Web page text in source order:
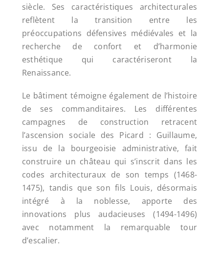
siècle. Ses caractéristiques architecturales
reflètent la transition entre les
préoccupations défensives médiévales et la
recherche de confort et d’harmonie
esthétique qui caractériseront la
Renaissance.
Le bâtiment témoigne également de l’histoire
de ses commanditaires. Les différentes
campagnes de construction retracent
l’ascension sociale des Picard : Guillaume,
issu de la bourgeoisie administrative, fait
construire un château qui s’inscrit dans les
codes architecturaux de son temps (1468-
1475), tandis que son fils Louis, désormais
intégré à la noblesse, apporte des
innovations plus audacieuses (1494-1496)
avec notamment la remarquable tour
d’escalier.